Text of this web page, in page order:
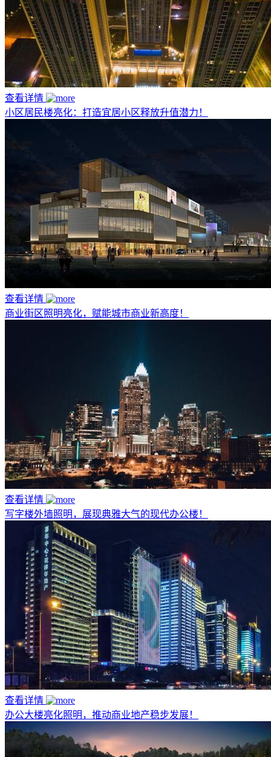
查看详情
小区居民楼亮化：打造宜居小区释放升值潜力！
查看详情
商业街区照明亮化，赋能城市商业新高度！
查看详情
写字楼外墙照明，展现典雅大气的现代办公楼！
查看详情
办公大楼亮化照明，推动商业地产稳步发展！